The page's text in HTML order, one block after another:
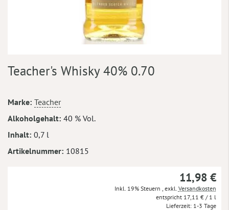
Anfang
springen
Teacher's Whisky 40% 0.70
Mehr
Informationen
Marke Teacher
Alkoholgehalt 40 % Vol.
Inhalt 0,7 l
Artikelnummer 10815
11,98 €
Inkl. 19% Steuern exkl. Versandkosten
17,11 € / 1 l
Lieferzeit 1-3 Tage